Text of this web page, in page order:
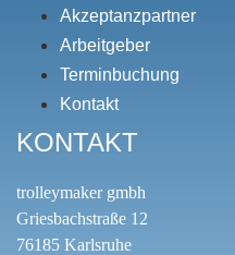
Akzeptanzpartner
Arbeitgeber
Terminbuchung
Kontakt
KONTAKT
trolleymaker gmbh
Griesbachstraße 12
76185 Karlsruhe